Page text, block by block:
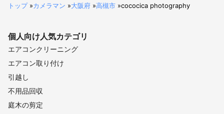
トップ»カメラマン »大阪府 »高槻市 »cococica photography
個人向け人気カテゴリ
エアコンクリーニング
エアコン取り付け
引越し
不用品回収
庭木の剪定